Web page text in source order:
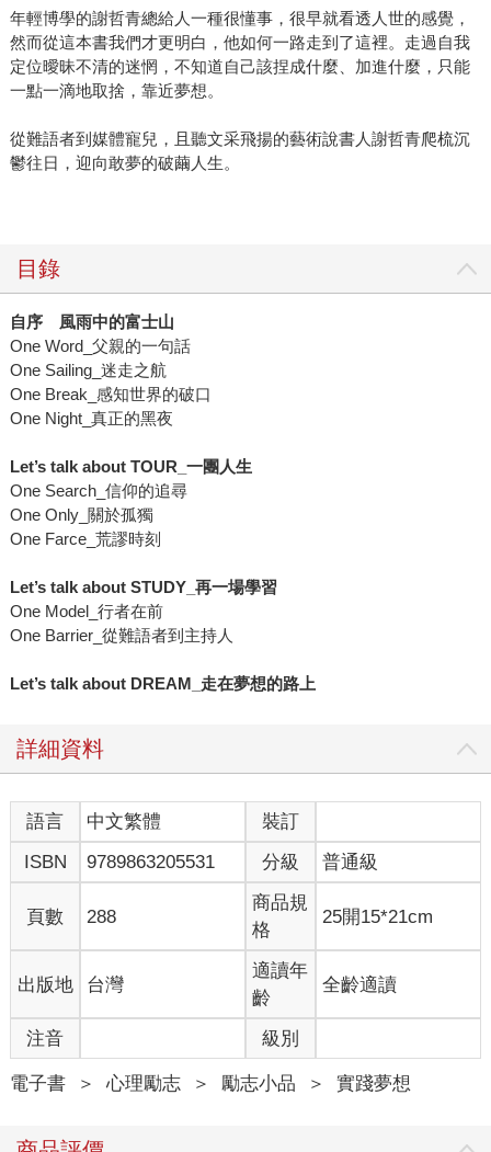
年輕博學的謝哲青總給人一種很懂事，很早就看透人世的感覺，
然而從這本書我們才更明白，他如何一路走到了這裡。走過自我
定位曖昧不清的迷惘，不知道自己該捏成什麼、加進什麼，只能
一點一滴地取捨，靠近夢想。
從難語者到媒體寵兒，且聽文采飛揚的藝術說書人謝哲青爬梳沉
鬱往日，迎向敢夢的破繭人生。
目錄
自序 風雨中的富士山
One Word_父親的一句話
One Sailing_迷走之航
One Break_感知世界的破口
One Night_真正的黑夜
Let’s talk about TOUR_一團人生
One Search_信仰的追尋
One Only_關於孤獨
One Farce_荒謬時刻
Let’s talk about STUDY_再一場學習
One Model_行者在前
One Barrier_從難語者到主持人
Let’s talk about DREAM_走在夢想的路上
詳細資料
語言 中文繁體
裝訂
ISBN
9789863205531 分級 普通級
頁數 288
商品規
格
25開15*21cm
出版地 台灣
適讀年
齡
全齡適讀
注音 級別
電子書 ＞ 心理勵志 ＞ 勵志小品 ＞ 實踐夢想